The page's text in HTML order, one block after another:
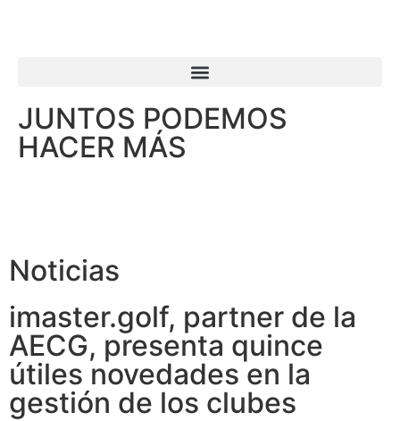
JUNTOS PODEMOS
HACER MÁS
Noticias
imaster.golf, partner de la
AECG, presenta quince
útiles novedades en la
gestión de los clubes